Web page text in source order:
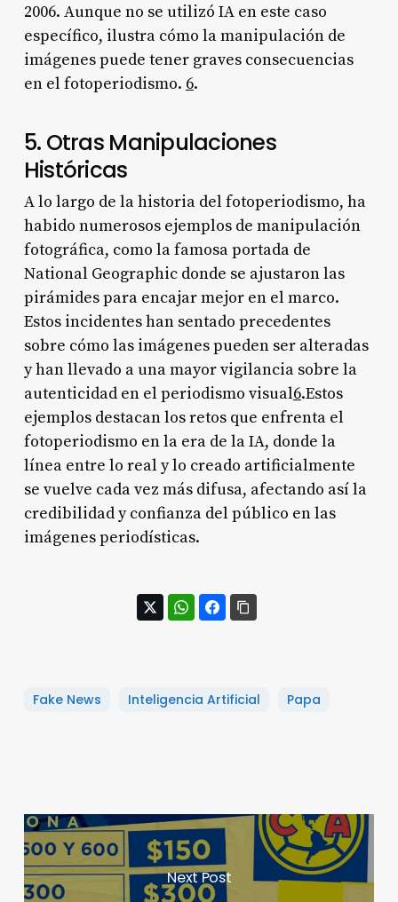
2006. Aunque no se utilizó IA en este caso
específico, ilustra cómo la manipulación de
imágenes puede tener graves consecuencias
en el fotoperiodismo. 6.
5. Otras Manipulaciones
Históricas
A lo largo de la historia del fotoperiodismo, ha
habido numerosos ejemplos de manipulación
fotográfica, como la famosa portada de
National Geographic donde se ajustaron las
pirámides para encajar mejor en el marco.
Estos incidentes han sentado precedentes
sobre cómo las imágenes pueden ser alteradas
y han llevado a una mayor vigilancia sobre la
autenticidad en el periodismo visual6.Estos
ejemplos destacan los retos que enfrenta el
fotoperiodismo en la era de la IA, donde la
línea entre lo real y lo creado artificialmente
se vuelve cada vez más difusa, afectando así la
credibilidad y confianza del público en las
imágenes periodísticas.
Fake News Inteligencia Artificial Papa
Next Post